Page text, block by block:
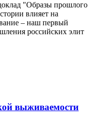
"Образы прошлого
влияет на
– наш первый
российских элит
выживаемости